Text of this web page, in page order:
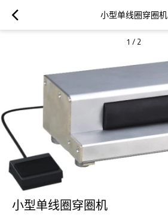
小型单线圈穿圈机
1 / 2
小型单线圈穿圈机